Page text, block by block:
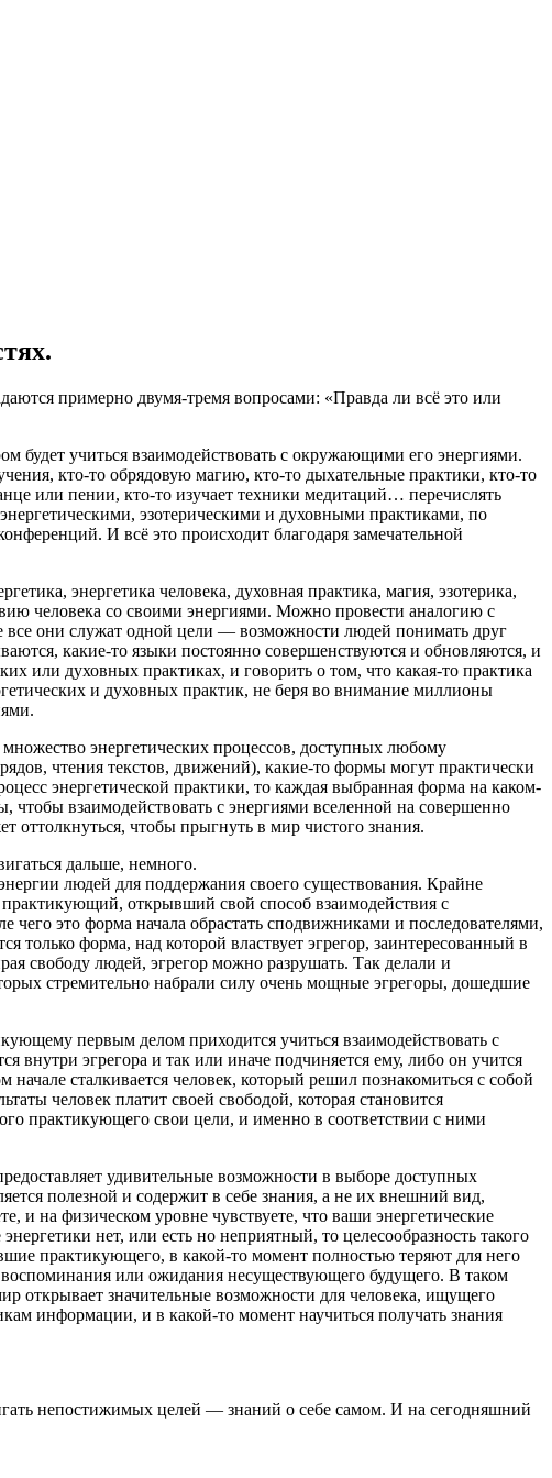
примерно двумя-тремя вопросами: «Правда ли всё это или
будет учиться взаимодействовать с окружающими его энергиями.
кто-то обрядовую магию, кто-то дыхательные практики, кто-то
или пении, кто-то изучает техники медитаций… перечислять
эзотерическими и духовными практиками, по
И всё это происходит благодаря замечательной
энергетика человека, духовная практика, магия, эзотерика,
человека со своими энергиями. Можно провести аналогию с
они служат одной цели — возможности людей понимать друг
какие-то языки постоянно совершенствуются и обновляются, и
или духовных практиках, и говорить о том, что какая-то практика
и духовных практик, не беря во внимание миллионы
энергетических процессов, доступных любому
чтения текстов, движений), какие-то формы могут практически
энергетической практики, то каждая выбранная форма на каком-
взаимодействовать с энергиями вселенной на совершенно
оттолкнуться, чтобы прыгнуть в мир чистого знания.
дальше, немного.
людей для поддержания своего существования. Крайне
открывший свой способ взаимодействия с
чего это форма начала обрастать сподвижниками и последователями,
только форма, над которой властвует эгрегор, заинтересованный в
свободу людей, эгрегор можно разрушать. Так делали и
стремительно набрали силу очень мощные эгрегоры, дошедшие
первым делом приходится учиться взаимодействовать с
внутри эгрегора и так или иначе подчиняется ему, либо он учится
сталкивается человек, который решил познакомиться с собой
человек платит своей свободой, которая становится
практикующего свои цели, и именно в соответствии с ними
удивительные возможности в выборе доступных
полезной и содержит в себе знания, а не их внешний вид,
и на физическом уровне чувствуете, что ваши энергетические
нет, или есть но неприятный, то целесообразность такого
практикующего, в какой-то момент полностью теряют для него
или ожидания несуществующего будущего. В таком
открывает значительные возможности для человека, ищущего
информации, и в какой-то момент научиться получать знания
непостижимых целей — знаний о себе самом. И на сегодняшний